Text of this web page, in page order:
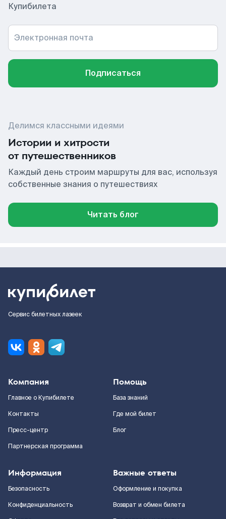
Купибилета
Электронная почта
Подписаться
Делимся классными идеями
Истории и хитрости
от путешественников
Каждый день строим маршруты для вас, используя
собственные знания о путешествиях
Читать блог
Сервис билетных лазеек
Компания
Главное о Купибилете
Контакты
Пресс-центр
Партнерская программа
Помощь
База знаний
Где мой билет
Блог
Информация
Безопасность
Конфиденциальность
Важные ответы
Оформление и покупка
Возврат и обмен билета